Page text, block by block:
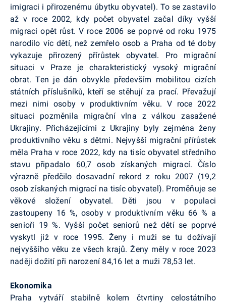
imigraci i přirozenému úbytku obyvatel). To se zastavilo
až v roce 2002, kdy počet obyvatel začal díky vyšší
migraci opět růst. V roce 2006 se poprvé od roku 1975
narodilo víc dětí, než zemřelo osob a Praha od té doby
vykazuje přirozený přírůstek obyvatel. Pro migrační
situaci v Praze je charakteristický vysoký migrační
obrat. Ten je dán obvykle především mobilitou cizích
státních příslušníků, kteří se stěhují za prací. Převažují
mezi nimi osoby v produktivním věku. V roce 2022
situaci pozměnila migrační vlna z válkou zasažené
Ukrajiny. Přicházejícími z Ukrajiny byly zejména ženy
produktivního věku s dětmi. Nejvyšší migrační přírůstek
měla Praha v roce 2022, kdy na tisíc obyvatel středního
stavu připadalo 60,7 osob získaných migrací. Číslo
výrazně předčilo dosavadní rekord z roku 2007 (19,2
osob získaných migrací na tisíc obyvatel). Proměňuje se
věkové složení obyvatel. Děti jsou v populaci
zastoupeny 16 %, osoby v produktivním věku 66 % a
senioři 19 %. Vyšší počet seniorů než dětí se poprvé
vyskytl již v roce 1995. Ženy i muži se tu dožívají
nejvyššího věku ze všech krajů. Ženy měly v roce 2023
naději dožití při narození 84,16 let a muži 78,53 let.
Ekonomika
Praha vytváří stabilně kolem čtvrtiny celostátního